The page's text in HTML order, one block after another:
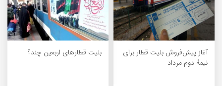
آغاز پیش‌فروش بلیت قطار برای
نیمۀ دوم مرداد
بلیت قطارهای اربعین چند؟